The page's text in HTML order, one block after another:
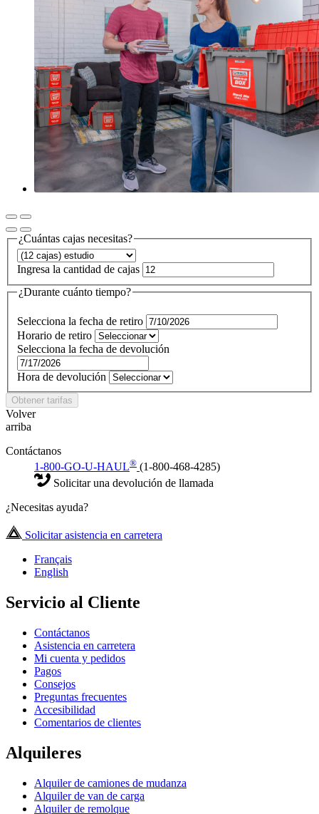
¿Cuántas cajas necesitas?
Ingresa la cantidad de cajas
¿Durante cuánto tiempo?
Selecciona la fecha de retiro
Horario de retiro
Selecciona la fecha de devolución
Hora de devolución
Obtener tarifas
Volver
arriba
Contáctanos
1-800-GO-U-HAUL® (1-800-468-4285)
Solicitar una devolución de llamada
¿Necesitas ayuda?
Solicitar asistencia en carretera
Français
English
Servicio al Cliente
Contáctanos
Asistencia en carretera
Mi cuenta y pedidos
Pagos
Consejos
Preguntas frecuentes
Accesibilidad
Comentarios de clientes
Alquileres
Alquiler de camiones de mudanza
Alquiler de van de carga
Alquiler de remolque